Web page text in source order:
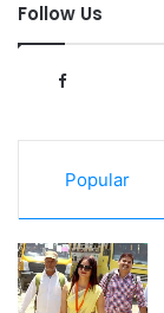
Follow Us
Popular